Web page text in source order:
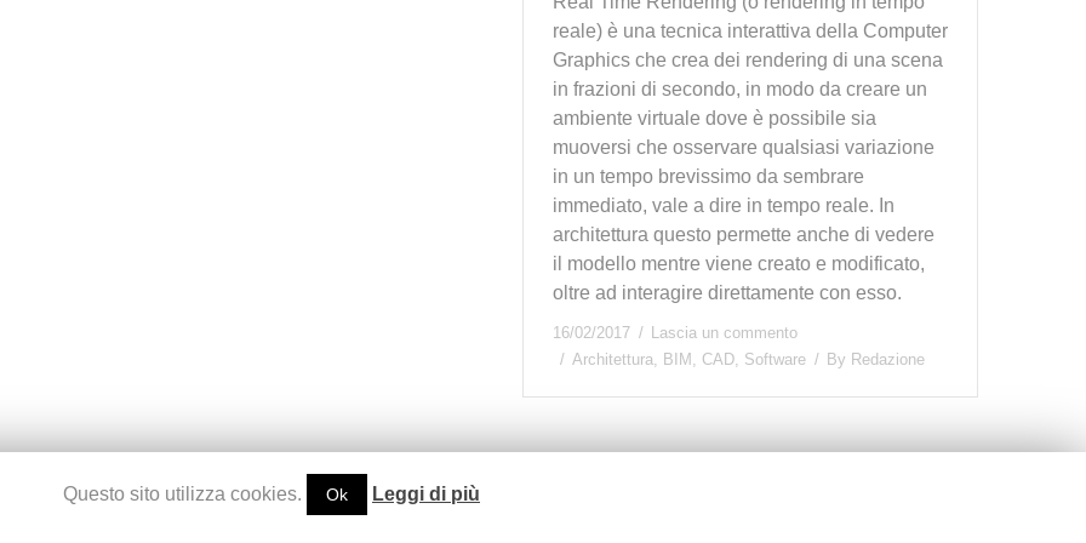
reale) è una tecnica interattiva della Computer
Graphics che crea dei rendering di una scena
in frazioni di secondo, in modo da creare un
ambiente virtuale dove è possibile sia
muoversi che osservare qualsiasi variazione
in un tempo brevissimo da sembrare
immediato, vale a dire in tempo reale. In
architettura questo permette anche di vedere
il modello mentre viene creato e modificato,
oltre ad interagire direttamente con esso.
16/02/2017
Lascia un commento
Architettura
BIM CAD Software By Redazione
Questo sito utilizza cookies. Ok Leggi di più